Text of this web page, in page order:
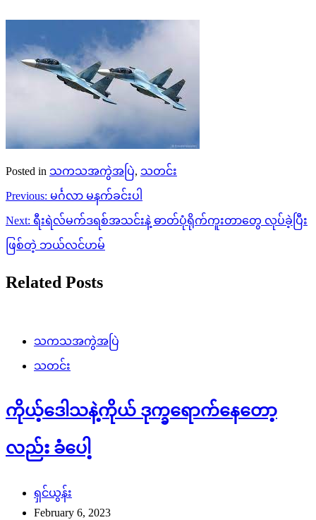
Posted in သကသအကွဲအပြဲ, သတင်း
Post
navigation
Previous: မင်္ဂလာ မနက်ခင်းပါ
Next: ရီးရဲလ်မက်ဒရစ်အသင်းနဲ့ ဓာတ်ပုံရိုက်ကူးတာတွေ လုပ်ခဲ့ပြီး
ဖြစ်တဲ့ ဘယ်လင်ဟမ်
Related Posts
သကသအကွဲအပြဲ
သတင်း
ကိုယ့်ဒေါသနဲ့ကိုယ် ဒုက္ခရောက်နေတော့
လည်း ခံပေါ့
ရှင်ယွန်း
February 6, 2023